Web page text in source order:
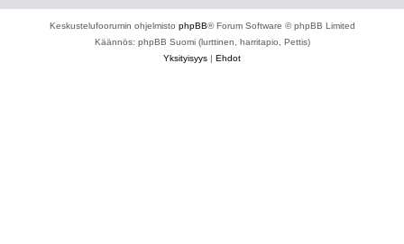
Keskustelufoorumin ohjelmisto phpBB® Forum Software © phpBB Limited
Käännös: phpBB Suomi (lurttinen, harritapio, Pettis)
Yksityisyys | Ehdot